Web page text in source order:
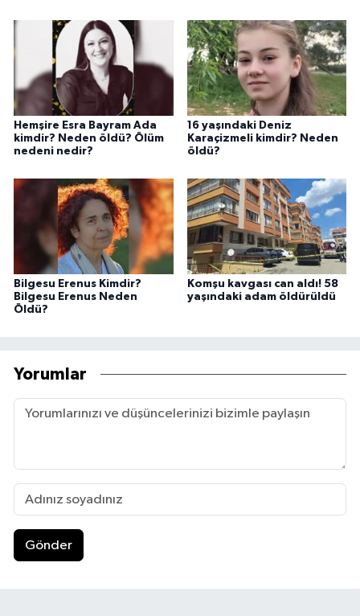
Hemşire Esra Bayram Ada
kimdir? Neden öldü? Ölüm
nedeni nedir?
16 yaşındaki Deniz
Karaçizmeli kimdir? Neden
öldü?
Bilgesu Erenus Kimdir?
Bilgesu Erenus Neden
Öldü?
Komşu kavgası can aldı! 58
yaşındaki adam öldürüldü
Yorumlar
Gönder